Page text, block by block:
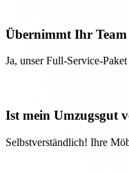
Übernimmt Ihr
Ja, unser Full-Service-
Ist mein Umzugsgut
Selbstverständlich! Ihre